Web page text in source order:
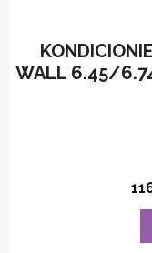
WALL 6.45/